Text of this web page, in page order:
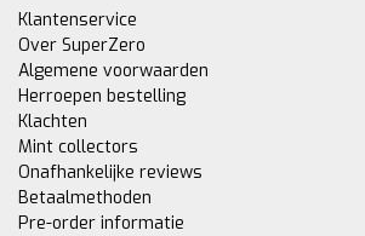
Klantenservice
Over SuperZero
Algemene voorwaarden
Herroepen bestelling
Klachten
Mint collectors
Onafhankelijke reviews
Betaalmethoden
Pre-order informatie